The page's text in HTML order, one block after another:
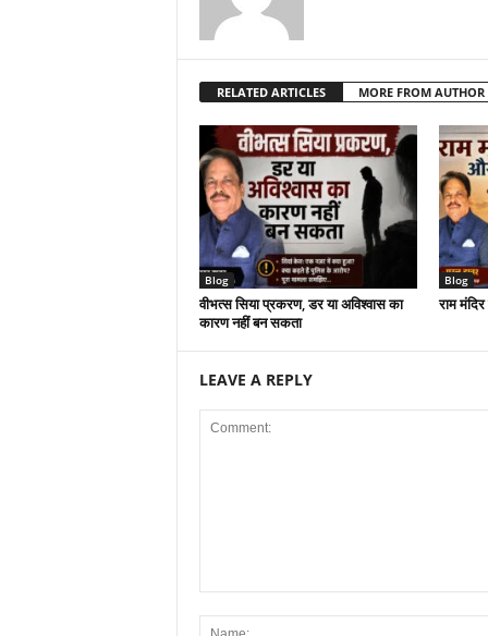
RELATED ARTICLES MORE FROM AUTHOR
Blog
वीभत्स सिया प्रकरण, डर या अविश्वास का
कारण नहीं बन सकता
Blog
राम
LEAVE A REPLY